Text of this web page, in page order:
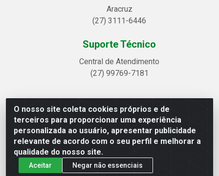
O nosso site coleta cookies próprios e de
terceiros para proporcionar uma experiência
personalizada ao usuário, apresentar publicidade
relevante de acordo com o seu perfil e melhorar a
qualidade do nosso site.
Aceitar Negar não essenciais
Aracruz
(27) 3111-6446
Suporte Técnico
Central de Atendimento
(27) 99769-7181
Linhavix Distribuidora LTDA - Avenida Alegre, 2521 -
Quadra314 Lote 05 e 07 - Shell, Linhares/ES - CEP
29.901-605 - CNPJ 20.857.514/0001-75